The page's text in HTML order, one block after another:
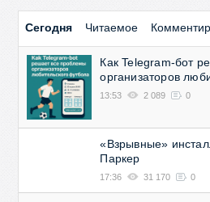
Сегодня Читаемое
Как Telegram-бот
организаторов
13:53 2 089 0
«Взрывные»
Паркер
17:36 31 170 0